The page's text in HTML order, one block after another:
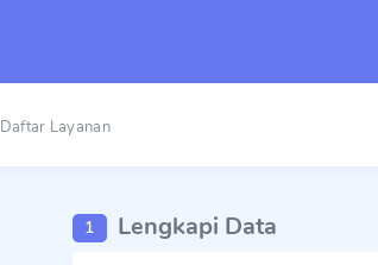
Daftar Layanan
1 Lengkapi Data